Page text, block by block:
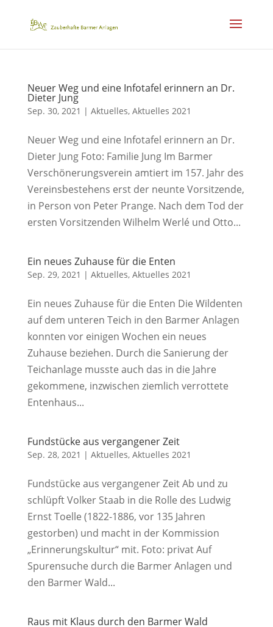
Neuer Weg und eine Infotafel erinnern an Dr.
Dieter Jung
Sep. 30, 2021 | Aktuelles, Aktuelles 2021
Neuer Weg und eine Infotafel erinnern an Dr.
Dieter Jung Foto: Familie Jung Im Barmer
Verschönerungsverein amtiert im 157. Jahr des
Vereinsbestehens erst der neunte Vorsitzende,
in Person von Peter Prange. Nach dem Tod der
ersten Vorsitzenden Wilhelm Werlé und Otto...
Ein neues Zuhause für die Enten
Sep. 29, 2021 | Aktuelles, Aktuelles 2021
Ein neues Zuhause für die Enten Die Wildenten
auf dem unteren Teich in den Barmer Anlagen
konnten vor einigen Wochen ein neues
Zuhause beziehen. Durch die Sanierung der
Teichanlage musste auch das in die Jahre
gekommene, inzwischen ziemlich verrottete
Entenhaus...
Fundstücke aus vergangener Zeit
Sep. 28, 2021 | Aktuelles, Aktuelles 2021
Fundstücke aus vergangener Zeit Ab und zu
schlüpft Volker Staab in die Rolle des Ludwig
Ernst Toelle (1822-1886, vor 135 Jahren
gestorben) und macht in der Kommission
„Erinnerungskultur“ mit. Foto: privat Auf
Spurensuche durch die Barmer Anlagen und
den Barmer Wald...
Raus mit Klaus durch den Barmer Wald